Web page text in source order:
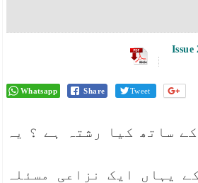
Issue
Whatsapp Share Tweet
ساتھ کیا رشتہ ہے ؟ یہ
یہاں ایک نزاعی مسئلہ